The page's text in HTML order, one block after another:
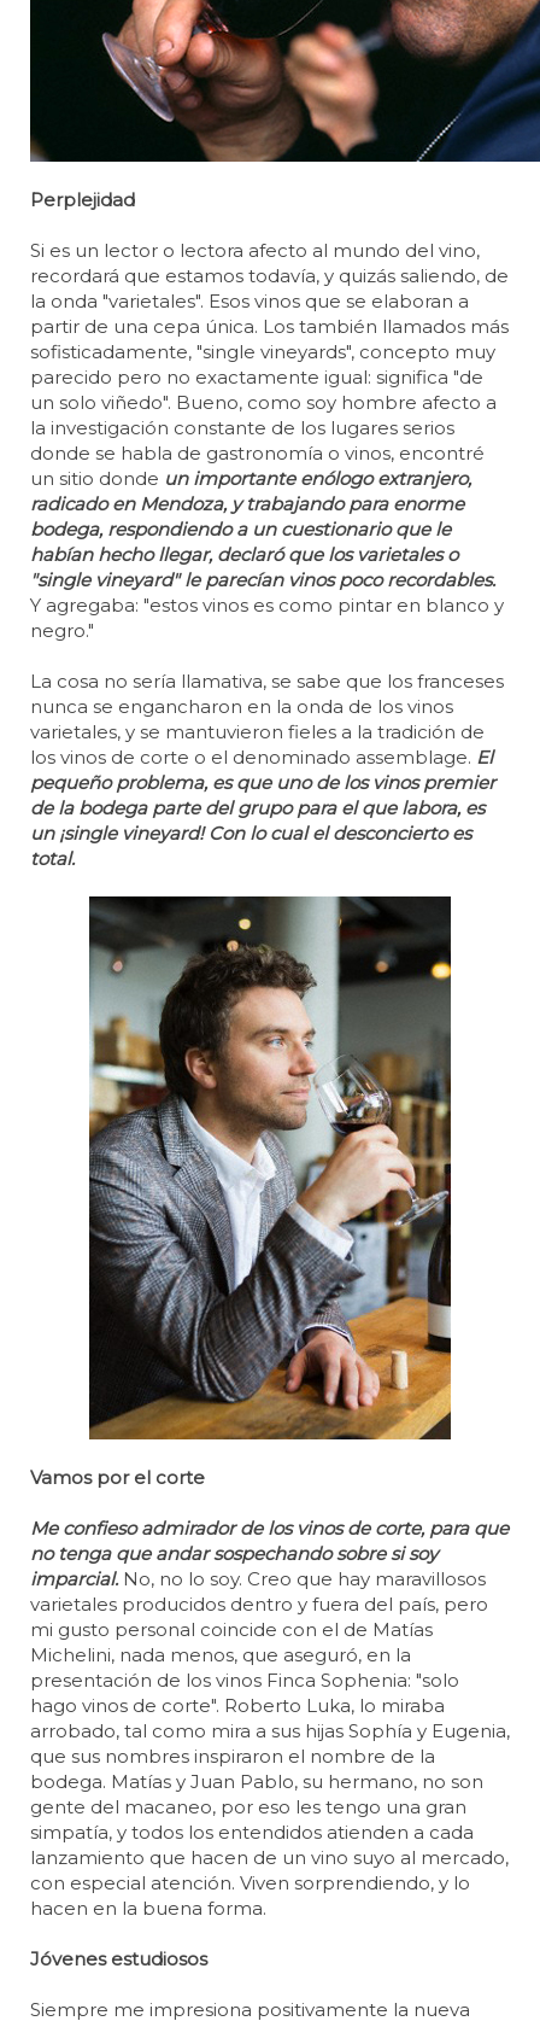
Perplejidad
Si es un lector o lectora afecto al mundo del vino,
recordará que estamos todavía, y quizás saliendo, de
la onda "varietales". Esos vinos que se elaboran a
partir de una cepa única. Los también llamados más
sofisticadamente, "single vineyards", concepto muy
parecido pero no exactamente igual: significa "de
un solo viñedo". Bueno, como soy hombre afecto a
la investigación constante de los lugares serios
donde se habla de gastronomía o vinos, encontré
un sitio donde un importante enólogo extranjero,
radicado en Mendoza, y trabajando para enorme
bodega, respondiendo a un cuestionario que le
habían hecho llegar, declaró que los varietales o
"single vineyard" le parecían vinos poco recordables.
Y agregaba: "estos vinos es como pintar en blanco y
negro."
La cosa no sería llamativa, se sabe que los franceses
nunca se engancharon en la onda de los vinos
varietales, y se mantuvieron fieles a la tradición de
los vinos de corte o el denominado assemblage. El
pequeño problema, es que uno de los vinos premier
de la bodega parte del grupo para el que labora, es
un ¡single vineyard! Con lo cual el desconcierto es
total.
Vamos por el corte
Me confieso admirador de los vinos de corte, para que
no tenga que andar sospechando sobre si soy
imparcial.No, no lo soy. Creo que hay maravillosos
varietales producidos dentro y fuera del país, pero
mi gusto personal coincide con el de Matías
Michelini, nada menos, que aseguró, en la
presentación de los vinos Finca Sophenia: "solo
hago vinos de corte". Roberto Luka, lo miraba
arrobado, tal como mira a sus hijas Sophía y Eugenia,
que sus nombres inspiraron el nombre de la
bodega. Matías y Juan Pablo, su hermano, no son
gente del macaneo, por eso les tengo una gran
simpatía, y todos los entendidos atienden a cada
lanzamiento que hacen de un vino suyo al mercado,
con especial atención. Viven sorprendiendo, y lo
hacen en la buena forma.
Jóvenes estudiosos
Siempre me impresiona positivamente la nueva